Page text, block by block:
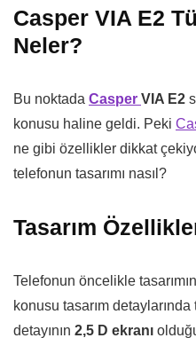
Casper VIA E2
Neler?
Bu noktada Casper VIA E2
konusu haline geldi. Peki
ne gibi özellikler dikkat
telefonun tasarımı nasıl?
Tasarım
Telefonun öncelikle
konusu tasarım
detayının 2,5 D ekranı